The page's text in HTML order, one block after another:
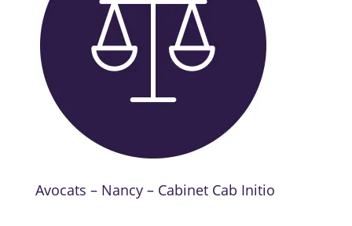
Avocats – Nancy – Cabinet Cab Initio